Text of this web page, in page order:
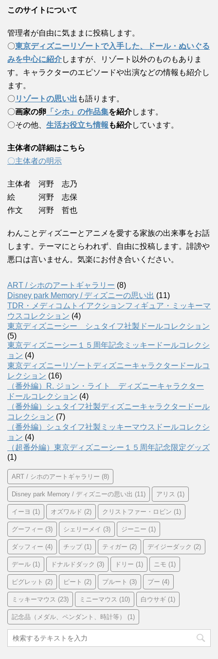
このサイトについて
管理者が自由に気ままに投稿します。
〇東京ディズニーリゾートで入手した、ドール・ぬいぐる
みを中心に紹介しますが、リゾート以外のものもありま
す。キャラクターのエピソードや出演などの情報も紹介し
ます。
〇 リゾートの思い出 も語ります。
〇画家の卵 「シホ」の作品集を紹介します。
〇その他、 生活お役立ち情報 も紹介しています。
主体者の詳細はこちら
〇主体者の明示
主体者 河野 志乃
絵 河野 志保
作文 河野 哲也
わんことディズニーとアニメを愛する家族の出来事をお話
します。テーマにとらわれず、自由に投稿します。誹謗や
悪口は言いません。気楽にお付き合いください。
ART / シホのアートギャラリー (8)
Disney park Memory / ディズニーの思い出 (11)
TDR・メディコムトイアクションフィギュア・ミッキーマ
ウスコレクション (4)
東京ディズニーシー シュタイフ社製ドールコレクション
(5)
東京ディズニーシー１５周年記念ミッキードールコレクシ
ョン (4)
東京ディズニーリゾートディズニーキャラクタードールコ
レクション (16)
（番外編）R. ジョン・ライト ディズニーキャラクター
ドールコレクション (4)
（番外編）シュタイフ社製ディズニーキャラクタードール
コレクション (7)
（番外編）シュタイフ社製ミッキーマウスドールコレクシ
ョン (4)
（超番外編）東京ディズニーシー１５周年記念限定グッズ
(1)
ART / シホのアートギャラリー (8)
Disney park Memory / ディズニーの思い出 (11) アリス (1)
イーヨ (1) オズワルド (2) クリストファー・ロビン (1)
グーフィー (3) シェリーメイ (3) ジーニー (1)
ダッフィー (4) チップ(1) ティガー (2) デイジーダック (2)
デール (1) ドナルドダック (3) ドリー (1) ニモ (1)
ピグレット (2) ピート (2) プルート (3) プー (4)
ミッキーマウス (23) ミニーマウス (10) 白ウサギ (1)
記念品（メダル、ペンダント、時計等） (1)